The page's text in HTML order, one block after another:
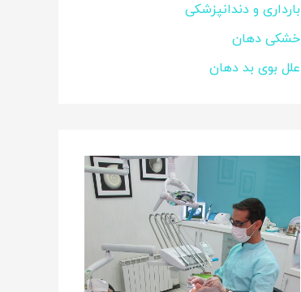
بارداری و دندانپزشکی
خشکی دهان
علل بوی بد دهان